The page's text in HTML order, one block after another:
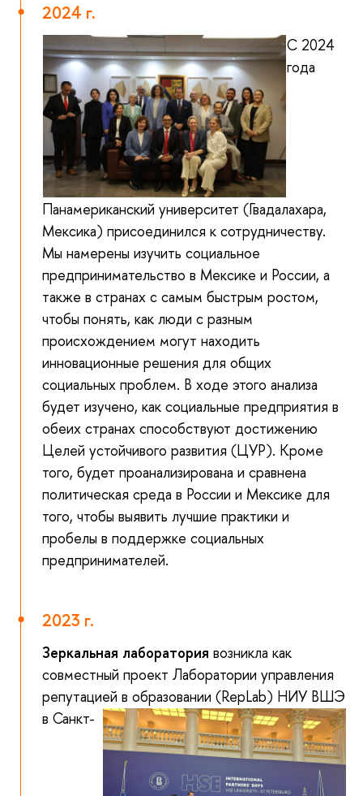
2024 г.
С 2024
года
Панамериканский университет (Гвадалахара,
Мексика) присоединился к сотрудничеству.
Мы намерены изучить социальное
предпринимательство в Мексике и России, а
также в странах с самым быстрым ростом,
чтобы понять, как люди с разным
происхождением могут находить
инновационные решения для общих
социальных проблем. В ходе этого анализа
будет изучено, как социальные предприятия в
обеих странах способствуют достижению
Целей устойчивого развития (ЦУР). Кроме
того, будет проанализирована и сравнена
политическая среда в России и Мексике для
того, чтобы выявить лучшие практики и
пробелы в поддержке социальных
предпринимателей.
2023 г.
Зеркальная лаборатория возникла как
совместный проект Лаборатории управления
репутацией в образовании (RepLab) НИУ ВШЭ
в Санкт-